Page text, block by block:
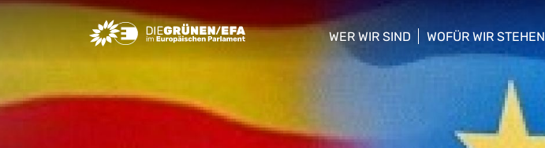
Greens/EFA Home
WER WIR SIND
show/hide sub menu
WOFÜR WIR STEHEN
show/hide sub menu